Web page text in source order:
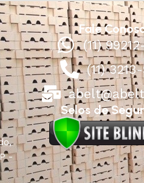
-
Fale
(11)
(11)
Selos de